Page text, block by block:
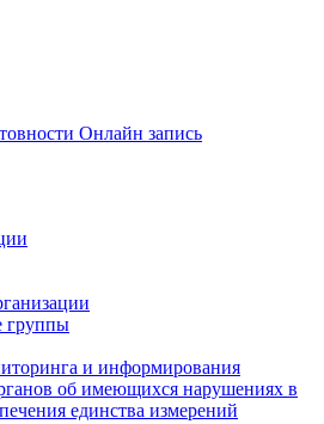
Онлайн запись
группы
и информирования
об имеющихся нарушениях в
единства измерений